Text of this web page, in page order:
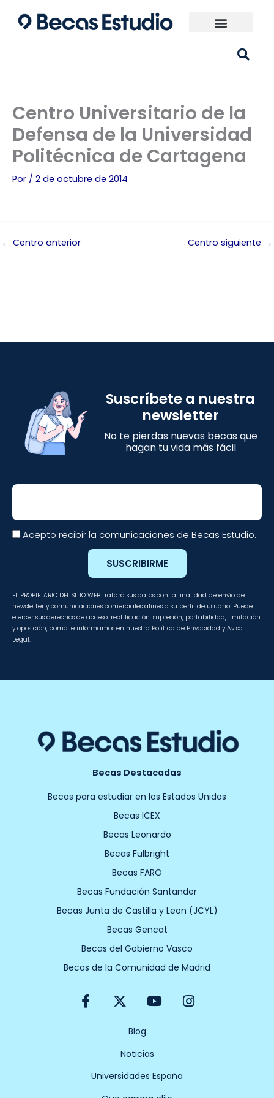
Centro Universitario de la
Defensa de la Universidad
Politécnica de Cartagena
Por / 2 de octubre de 2014
← Centro anterior Centro siguiente →
Suscríbete a nuestra
newsletter
No te pierdas nuevas becas que
hagan tu vida más fácil
Email
Acepto recibir la comunicaciones de Becas Estudio.
SUSCRIBIRME
EL PROPIETARIO DEL SITIO WEB tratará sus datos con la finalidad de envío de
newsletter y comunicaciones comerciales afines a su perfil de usuario. Puede
ejercer sus derechos de acceso, rectificación, supresión, portabilidad, limitación
y oposición, como le informamos en nuestra Política de Privacidad y Aviso
Legal.
Becas Destacadas
Becas para estudiar en los Estados Unidos
Becas ICEX
Becas Leonardo
Becas Fulbright
Becas FARO
Becas Fundación Santander
Becas Junta de Castilla y Leon (JCYL)
Becas Gencat
Becas del Gobierno Vasco
Becas de la Comunidad de Madrid
F
a
o
X
-
w
i
t
t
Y
o
u
b
e
I
n
Blog
Noticias
Universidades España